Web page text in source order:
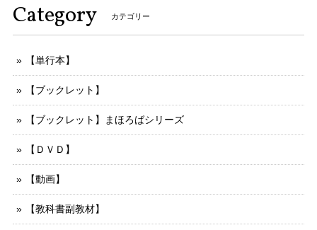
Category カテゴリー
【単行本】
【ブックレット】
【ブックレット】まほろばシリーズ
【ＤＶＤ】
【動画】
【教科書副教材】